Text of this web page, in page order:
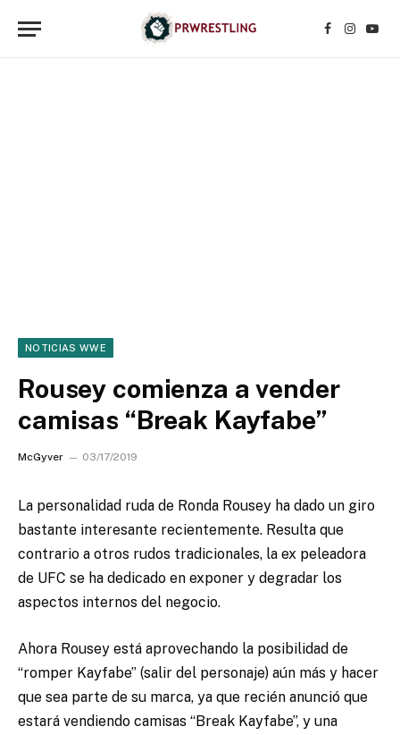
Facebook
NOTICIAS WWE
Rousey comienza a vender
camisas “Break Kayfabe”
McGyver 03/17/2019
La personalidad ruda de Ronda Rousey ha dado un giro
bastante interesante recientemente. Resulta que
contrario a otros rudos tradicionales, la ex peleadora
de UFC se ha dedicado en exponer y degradar los
aspectos internos del negocio.
Ahora Rousey está aprovechando la posibilidad de
“romper Kayfabe” (salir del personaje) aún más y hacer
que sea parte de su marca, ya que recién anunció que
estará vendiendo camisas “Break Kayfabe”, y una